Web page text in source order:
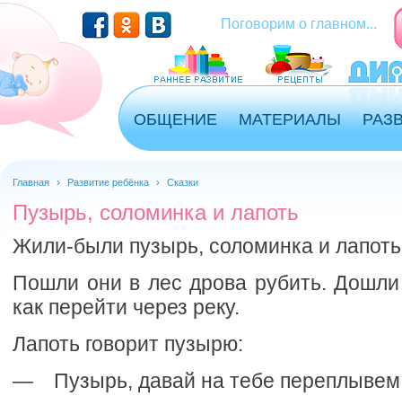
Перейти к основному содержанию
Поговорим о главном...
ОБЩЕНИЕ МАТЕРИАЛЫ
Главная › Развитие ребёнка › Сказки
Пузырь, соломинка и лапоть
Жили-были пузырь, соломинка и
Пошли они в лес дрова рубить.
как перейти через реку.
Лапоть говорит пузырю:
— Пузырь, давай на тебе